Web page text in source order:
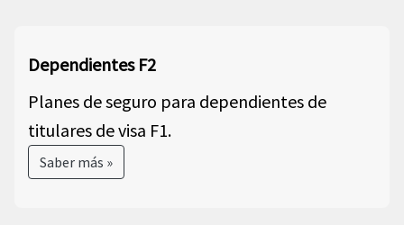
Dependientes F2
Planes de seguro para dependientes de
titulares de visa F1.
Saber más »